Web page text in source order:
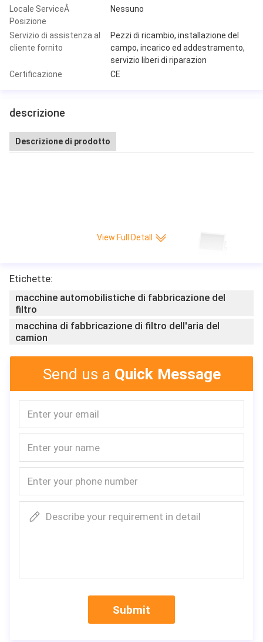
Locale ServiceÂ
Posizione
Nessuno
Servizio di assistenza al
cliente fornito
Pezzi di ricambio, installazione del
campo, incarico ed addestramento,
servizio liberi di riparazion
Certificazione
CE
descrizione
Descrizione di prodotto
View Full Detall
Etichette:
macchine automobilistiche di fabbricazione del
filtro
macchina di fabbricazione di filtro dell'aria del
camion
Send us a Quick Message
Describe your requirement in detail
Submit